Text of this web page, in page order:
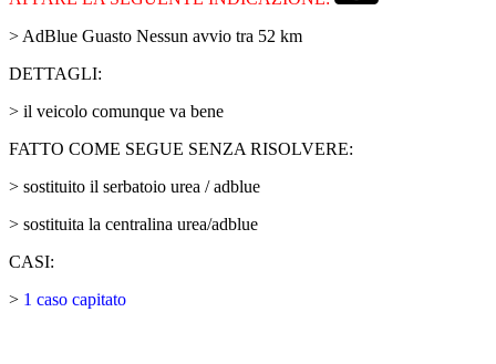
> AdBlue Guasto Nessun avvio tra 52 km
DETTAGLI:
> il veicolo comunque va bene
FATTO COME SEGUE SENZA RISOLVERE:
> sostituito il serbatoio urea / adblue
> sostituita la centralina urea/adblue
CASI:
> 1 caso capitato